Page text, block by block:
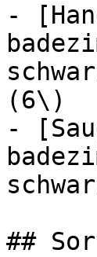
-
(6\)
-
##